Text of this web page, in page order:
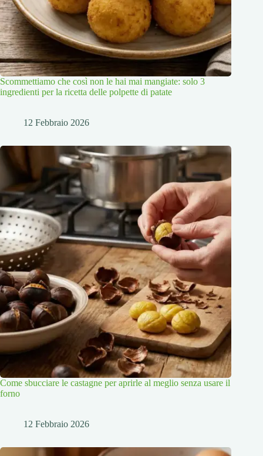
Scommettiamo che così non le hai mai mangiate: solo 3
ingredienti per la ricetta delle polpette di patate
12 Febbraio 2026
Come sbucciare le castagne per aprirle al meglio senza usare il
forno
12 Febbraio 2026